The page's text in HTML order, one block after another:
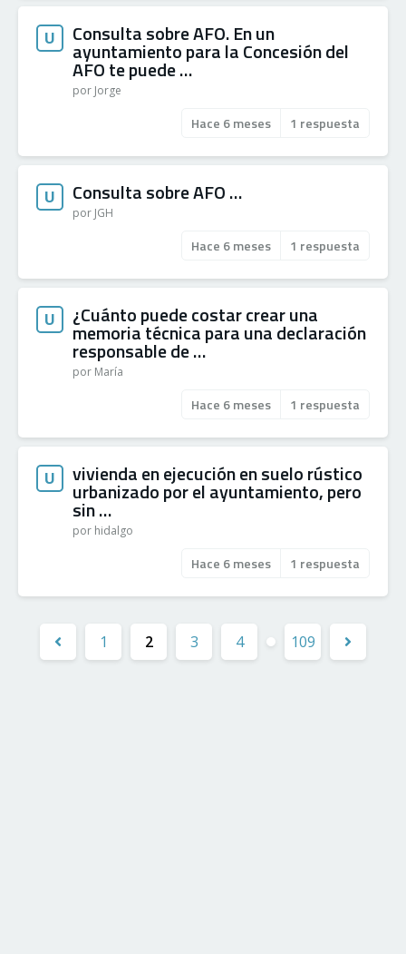
U Consulta sobre AFO. En un
ayuntamiento para la Concesión del
AFO te puede …
por Jorge
Hace 6 meses 1 respuesta
U Consulta sobre AFO …
por JGH
Hace 6 meses 1 respuesta
U ¿Cuánto puede costar crear una
memoria técnica para una declaración
responsable de …
por María
Hace 6 meses 1 respuesta
U vivienda en ejecución en suelo rústico
urbanizado por el ayuntamiento, pero
sin …
por hidalgo
Hace 6 meses 1 respuesta
1 2 3 4 109